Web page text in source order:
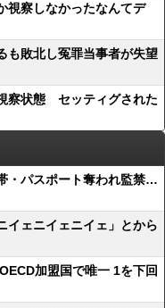
視察しなかったなんてデ
も敗北し冤罪当事者が失望
察状態 セッティグされた
・パスポート奪われ監禁…
イェニイェニイェ」とから
加盟国で唯一 1を下回